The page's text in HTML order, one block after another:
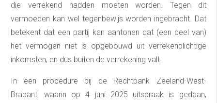
die verrekend hadden moeten worden. Tegen dit
vermoeden kan wel tegenbewijs worden ingebracht. Dat
betekent dat een partij kan aantonen dat (een deel van)
het vermogen niet is opgebouwd uit verrekenplichtige
inkomsten, en dus buiten de verrekening valt.
In een procedure bij de Rechtbank Zeeland-West-
Brabant, waarin op 4 juni 2025 uitspraak is gedaan,